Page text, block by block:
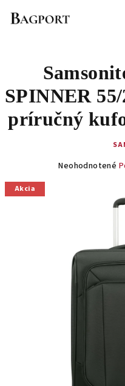
SPINNER
príručný
produktu
Neohodnotené
Akcia